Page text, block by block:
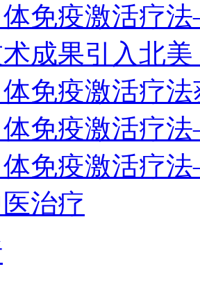
体免疫激活疗
成果引入北
免疫激活疗
体免疫激活疗
体免疫激活疗
治疗